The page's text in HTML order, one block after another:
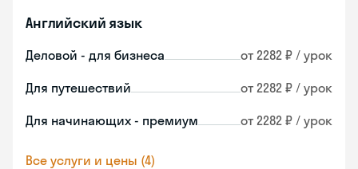
Английский язык
Деловой - для бизнеса от 2282 ₽ / урок
Для путешествий от 2282 ₽ / урок
Для начинающих - премиум от 2282 ₽ / урок
Все услуги и цены (4)